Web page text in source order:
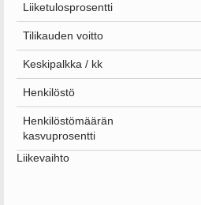
Liiketulosprosentti
Tilikauden voitto
Keskipalkka / kk
Henkilöstö
Henkilöstömäärän
kasvuprosentti
Liikevaihto